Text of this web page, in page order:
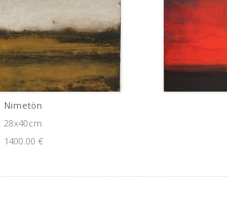
Nimetön
28x40cm
1400.00 €